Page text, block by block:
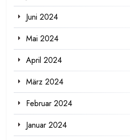
Juni 2024
Mai 2024
April 2024
März 2024
Februar 2024
Januar 2024